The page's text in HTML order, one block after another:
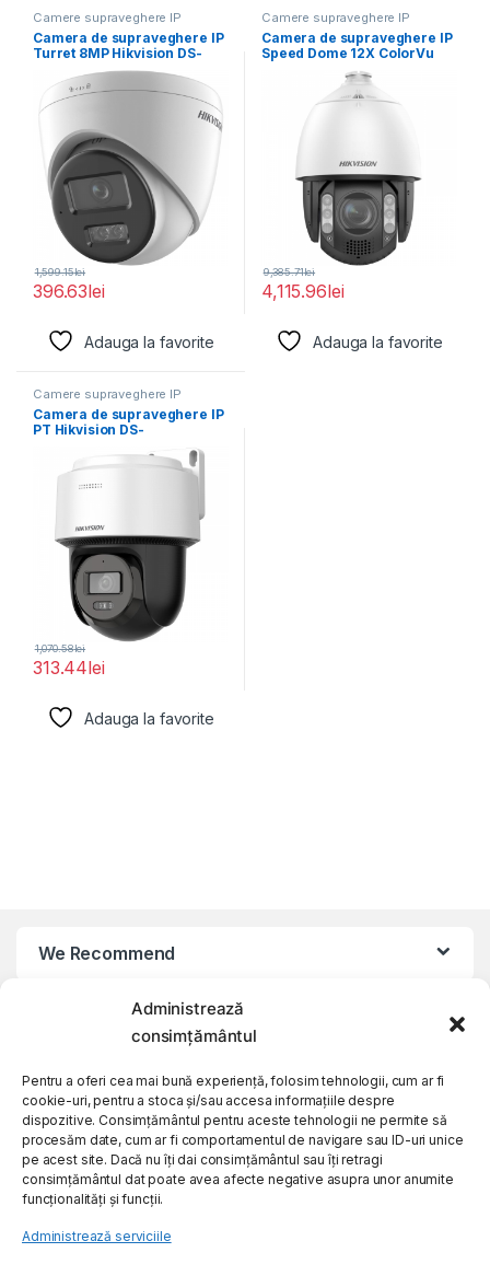
Administrează
consimțământul
Pentru a oferi cea mai bună experiență, folosim tehnologii, cum ar fi
cookie-uri, pentru a stoca și/sau accesa informațiile despre
dispozitive. Consimțământul pentru aceste tehnologii ne permite să
procesăm date, cum ar fi comportamentul de navigare sau ID-uri unice
pe acest site. Dacă nu îți dai consimțământul sau îți retragi
consimțământul dat poate avea afecte negative asupra unor anumite
funcționalități și funcții.
Administrează serviciile
Camere supraveghere IP
Camera de supraveghere IP
Turret 8MP Hikvision DS-
2CD1383G2-
LIUF(2.8MM);lentila fixa:
396.63lei
1,599.15lei
Adauga la favorite
Camere supraveghere IP
Camera de supraveghere IP
Speed Dome 12X ColorVu
4MP Hikvision
4,115.96lei
9,385.71lei
Adauga la favorite
Camere supraveghere IP
Camera de supraveghere IP
PT Hikvision DS-
lentila fixa: 2.8mm,
313.44lei
1,070.58lei
Adauga la favorite
We Recommend
My Account
Customer Care
About Us